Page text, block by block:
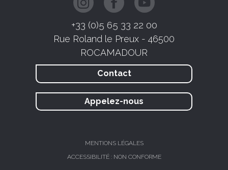
+33 (0)5 65 33 22 00
Rue Roland le Preux - 46500
ROCAMADOUR
Contact
Appelez-nous
MENTIONS LÉGALES
ACCESSIBILITÉ : NON CONFORME